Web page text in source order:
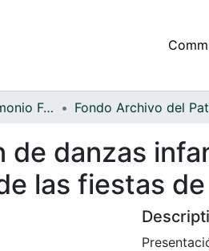
Archivo del Patrimonio Fotográfico y Fílmico del Valle del Cauca
de danzas
las fiestas